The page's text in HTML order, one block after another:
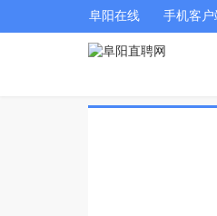
阜阳在线 手机客户